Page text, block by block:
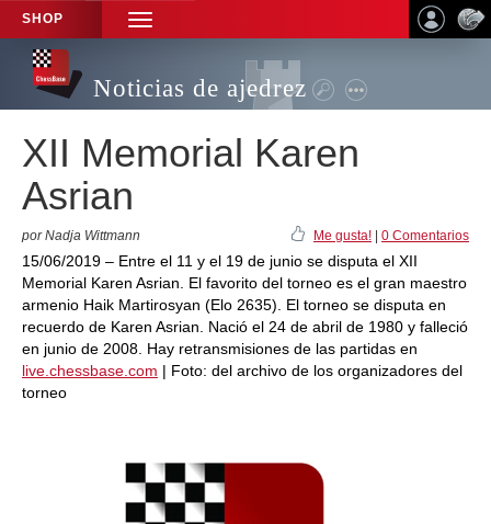
SHOP
TOGGLE
NAVIGATION
Noticias de ajedrez
XII Memorial Karen
Asrian
por Nadja Wittmann Me gusta! 0 Comentarios
15/06/2019 – Entre el 11 y el 19 de junio se disputa el XII
Memorial Karen Asrian. El favorito del torneo es el gran maestro
armenio Haik Martirosyan (Elo 2635). El torneo se disputa en
recuerdo de Karen Asrian. Nació el 24 de abril de 1980 y falleció
en junio de 2008. Hay retransmisiones de las partidas en
live.chessbase.com | Foto: del archivo de los organizadores del
torneo